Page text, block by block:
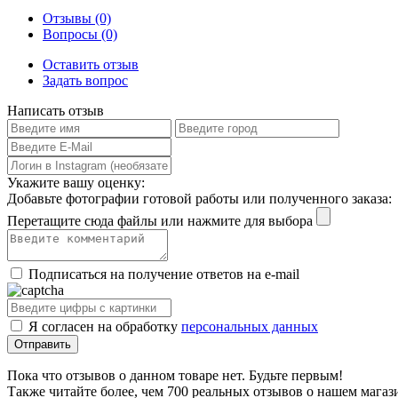
Отзывы (0)
Вопросы (0)
Оставить отзыв
Задать вопрос
Написать отзыв
Укажите вашу оценку:
Добавьте фотографии готовой работы или полученного заказа:
Перетащите сюда файлы или нажмите для выбора
Подписаться на получение ответов на e-mail
Я согласен на обработку персональных данных
Пока что отзывов о данном товаре нет. Будьте первым!
Также читайте более, чем 700 реальных отзывов о нашем